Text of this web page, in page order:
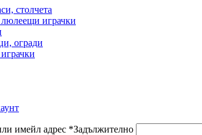
столчета
играчки
огради
имейл адрес *Задължително